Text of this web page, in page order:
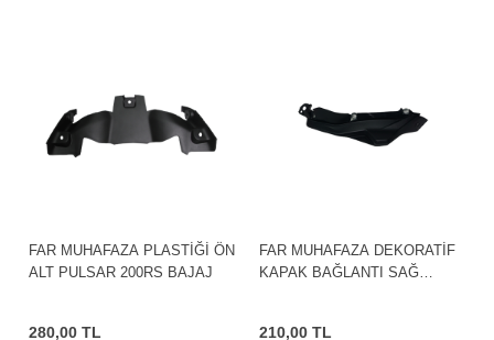
FAR MUHAFAZA PLASTİĞİ ÖN
ALT PULSAR 200RS BAJAJ
280,00 TL
FAR MUHAFAZA DEKORATİF
KAPAK BAĞLANTI SAĞ
210,00 TL